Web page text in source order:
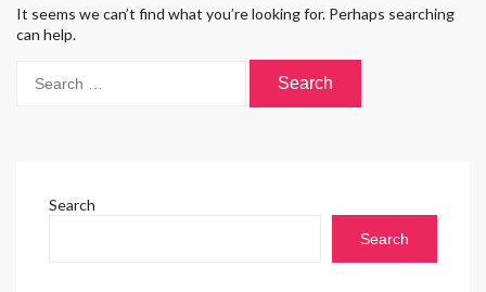
It seems we can’t find what you’re looking for. Perhaps searching
can help.
Search
Search